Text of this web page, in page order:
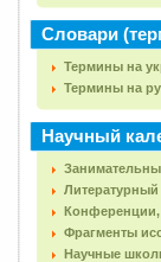
Словари
Термины на
Термины на
Научный
Фрагменты
Научные